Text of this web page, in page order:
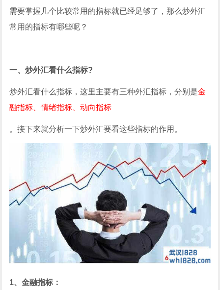
需要掌握几个比较常用的指标就已经足够了，那么炒外汇
常用的指标有哪些呢？
一、炒外汇看什么指标?
炒外汇看什么指标，这里主要有三种外汇指标，分别是金
融指标、情绪指标、动向指标
。接下来就分析一下炒外汇要看这些指标的作用。
1、金融指标：